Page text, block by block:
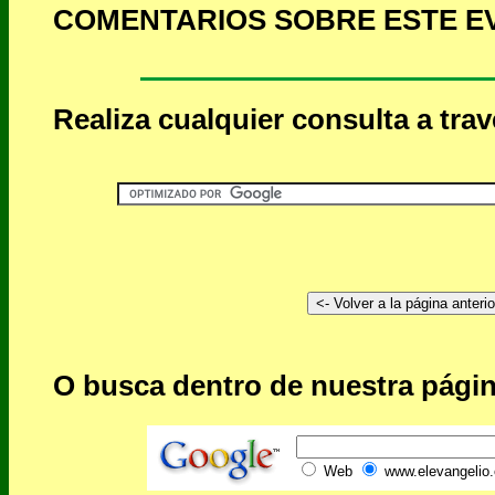
COMENTARIOS SOBRE ESTE
Realiza cualquier consulta a
O busca dentro de nuestra
Web